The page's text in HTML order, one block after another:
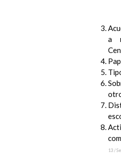
a
13 /